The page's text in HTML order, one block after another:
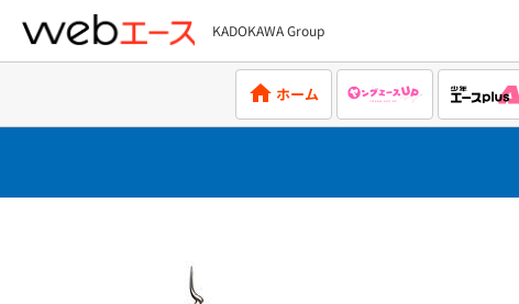
webエース
KADOKAWA Group
ホーム